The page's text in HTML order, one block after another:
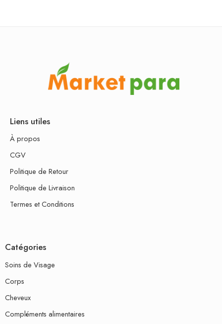
Liens utiles
À propos
CGV
Politique de Retour
Politique de Livraison
Termes et Conditions
Catégories
Soins de Visage
Corps
Cheveux
Compléments alimentaires